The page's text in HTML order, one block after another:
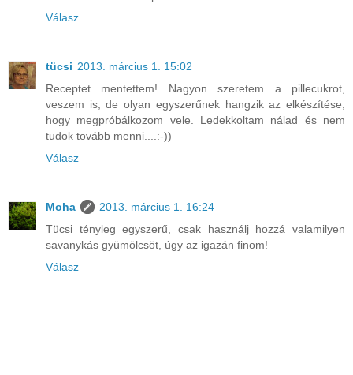
Válasz
tücsi 2013. március 1. 15:02
Receptet mentettem! Nagyon szeretem a pillecukrot,
veszem is, de olyan egyszerűnek hangzik az elkészítése,
hogy megpróbálkozom vele. Ledekkoltam nálad és nem
tudok tovább menni....:-))
Válasz
Moha
2013. március 1. 16:24
Tücsi tényleg egyszerű, csak használj hozzá valamilyen
savanykás gyümölcsöt, úgy az igazán finom!
Válasz